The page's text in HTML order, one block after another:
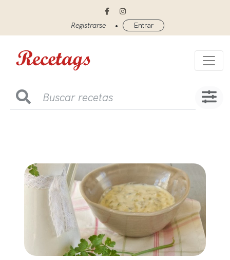
Registrarse • Entrar